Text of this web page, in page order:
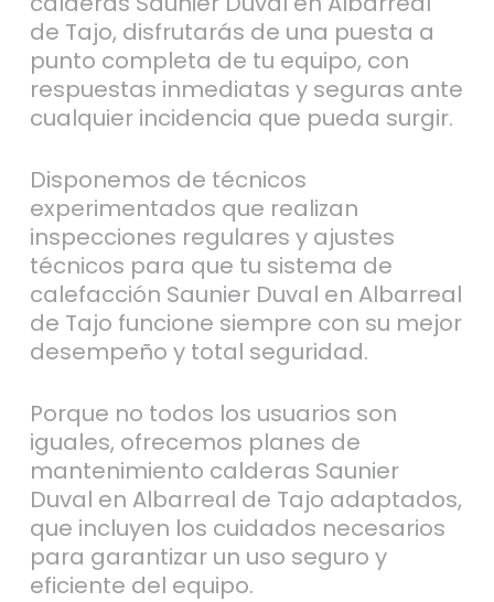
de Tajo, disfrutarás de una puesta a
punto completa de tu equipo, con
respuestas inmediatas y seguras ante
cualquier incidencia que pueda surgir.
Disponemos de técnicos
experimentados que realizan
inspecciones regulares y ajustes
técnicos para que tu sistema de
calefacción Saunier Duval en Albarreal
de Tajo funcione siempre con su mejor
desempeño y total seguridad.
Porque no todos los usuarios son
iguales, ofrecemos planes de
mantenimiento calderas Saunier
Duval en Albarreal de Tajo adaptados,
que incluyen los cuidados necesarios
para garantizar un uso seguro y
eficiente del equipo.